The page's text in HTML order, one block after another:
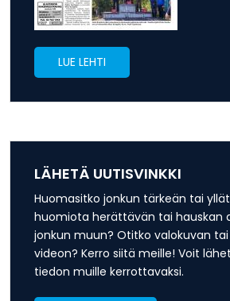
LUE LEHTI
LÄHETÄ UUTISVINKKI
Huomasitko jonkun tärkeän tai
huomiota herättävän tai hauskan
jonkun muun? Otitko valokuvan
videon? Kerro siitä meille! Voit
tiedon muille kerrottavaksi.